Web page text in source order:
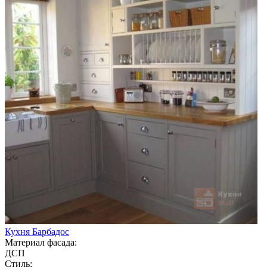
Кухня Барбадос
Материал фасада:
ДСП
Стиль: